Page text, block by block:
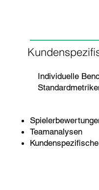
Individuelle
Teamanalysen